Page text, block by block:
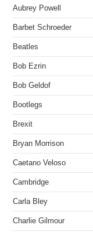
Aubrey Powell
Barbet Schroeder
Beatles
Bob Ezrin
Bob Geldof
Bootlegs
Brexit
Bryan Morrison
Caetano Veloso
Cambridge
Carla Bley
Charlie Gilmour